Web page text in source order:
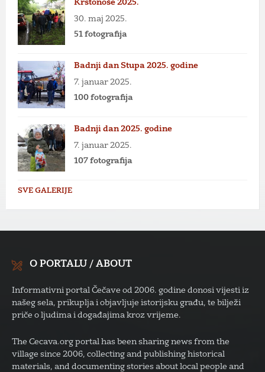
Krstonoše 2025.
30. maj 2025.
51 fotografija
Badnji dan Stupa 2025. godine
7. januar 2025.
100 fotografija
Badnji dan 2025. godine
7. januar 2025.
107 fotografija
SVE GALERIJE
O PORTALU / ABOUT
Informativni portal Čečave od 2006. godine donosi vijesti iz
našeg sela, prikuplja i objavljuje istorijsku građu, te bilježi
priče o ljudima i događajima kroz vrijeme.
The Cecava.org portal has been sharing news from the
village since 2006, collecting and publishing historical
materials, and documenting stories about local people and